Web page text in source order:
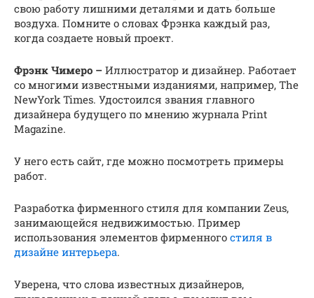
свою работу лишними деталями и дать больше
воздуха. Помните о словах Фрэнка каждый раз,
когда создаете новый проект.
Фрэнк Чимеро – Иллюстратор и дизайнер. Работает
со многими известными изданиями, например, The
NewYork Times. Удостоился звания главного
дизайнера будущего по мнению журнала Print
Magazine.
У него есть сайт, где можно посмотреть примеры
работ.
Разработка фирменного стиля для компании Zeus,
занимающейся недвижимостью. Пример
использования элементов фирменного стиля в
дизайне интерьера.
Уверена, что слова известных дизайнеров,